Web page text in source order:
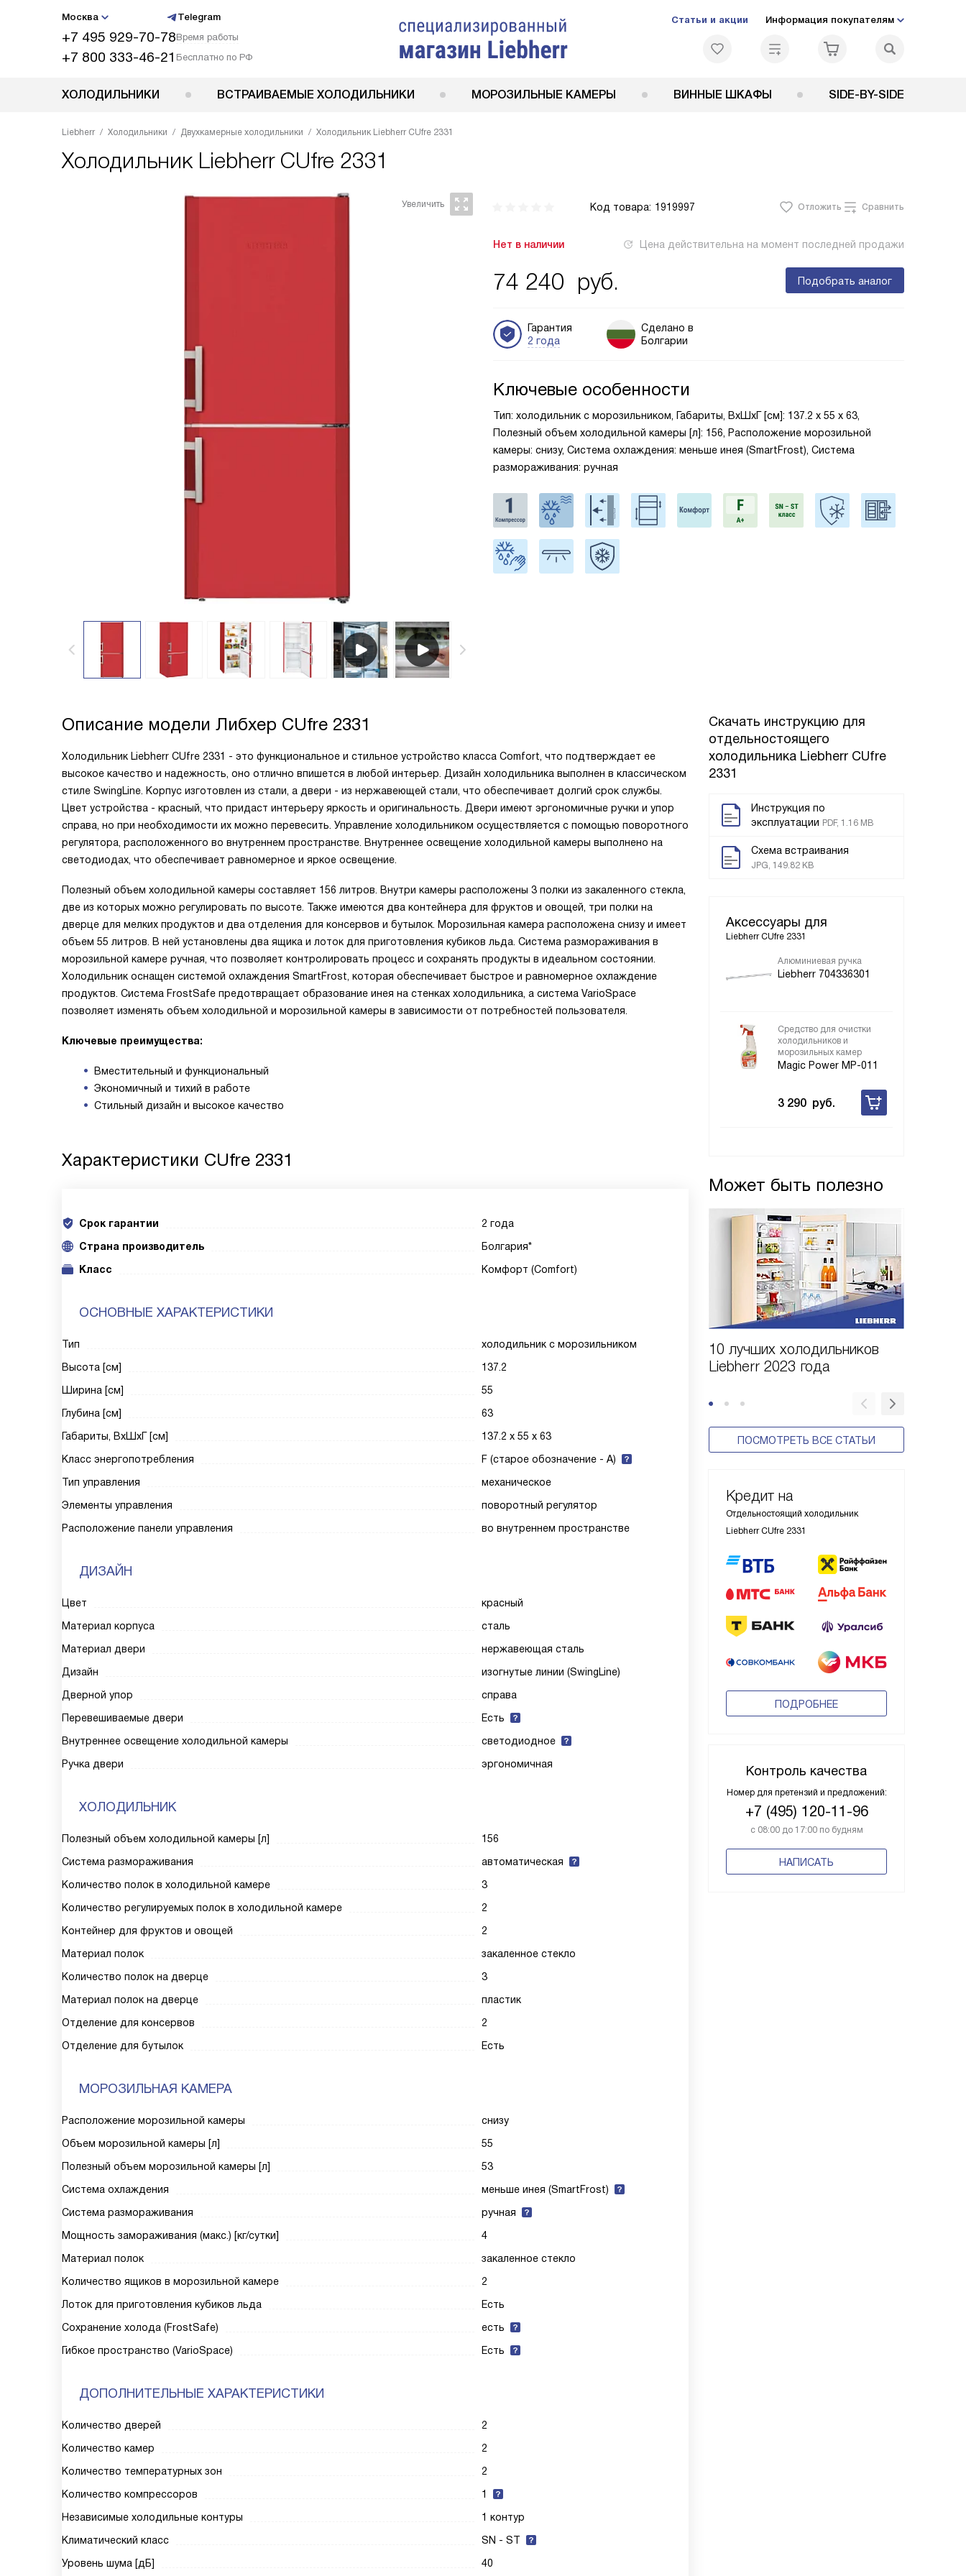
Москва Telegram
+7 495 929-70-78Время работы
+7 800 333-46-21 Бесплатно по РФ
Статьи и акции Информация покупателям
ХОЛОДИЛЬНИКИ ВСТРАИВАЕМЫЕ ХОЛОДИЛЬНИКИ МОРОЗИЛЬНЫЕ КАМЕРЫ ВИННЫЕ ШКАФЫ SIDE-BY-SIDE
Liebherr Холодильники Двухкамерные холодильники Холодильник Liebherr CUfre 2331
Холодильник Liebherr CUfre 2331
Код товара: 1919997 Отложить Сравнить
Нет в наличии Цена действительна на момент последней продажи
74 240 руб. Подобрать аналог
Гарантия
2 года
Сделано в
Болгарии
Ключевые особенности
Тип: холодильник с морозильником, Габариты, ВxШxГ [см]: 137.2 х 55 х 63,
Полезный объем холодильной камеры [л]: 156, Расположение морозильной
камеры: снизу, Система охлаждения: меньше инея (SmartFrost), Система
размораживания: ручная
Скачать инструкцию для
отдельностоящего
холодильника Liebherr CUfre
2331
Инструкция по
эксплуатации PDF, 1.16 MB
Схема встраивания
JPG, 149.82 KB
Аксессуары для
Liebherr CUfre 2331
Алюминиевая ручка
Liebherr 704336301
Средство для очистки
холодильников и
морозильных камер
Magic Power MP-011
3 290 руб.
Может быть полезно
10 лучших холодильников
Liebherr 2023 года
ПОСМОТРЕТЬ ВСЕ СТАТЬИ
Кредит на
Отдельностоящий холодильник
Liebherr CUfre 2331
ПОДРОБНЕЕ
Контроль качества
Номер для претензий и предложений:
+7 (495) 120-11-96
с 08:00 до 17:00 по будням
НАПИСАТЬ
Описание модели Либхер CUfre 2331
Холодильник Liebherr CUfre 2331 - это функциональное и стильное устройство класса Comfort, что подтверждает ее
высокое качество и надежность, оно отлично впишется в любой интерьер. Дизайн холодильника выполнен в классическом
стиле SwingLine. Корпус изготовлен из стали, а двери - из нержавеющей стали, что обеспечивает долгий срок службы.
Цвет устройства - красный, что придаст интерьеру яркость и оригинальность. Двери имеют эргономичные ручки и упор
справа, но при необходимости их можно перевесить. Управление холодильником осуществляется с помощью поворотного
регулятора, расположенного во внутреннем пространстве. Внутреннее освещение холодильной камеры выполнено на
светодиодах, что обеспечивает равномерное и яркое освещение.
Полезный объем холодильной камеры составляет 156 литров. Внутри камеры расположены 3 полки из закаленного стекла,
две из которых можно регулировать по высоте. Также имеются два контейнера для фруктов и овощей, три полки на
дверце для мелких продуктов и два отделения для консервов и бутылок. Морозильная камера расположена снизу и имеет
объем 55 литров. В ней установлены два ящика и лоток для приготовления кубиков льда. Система размораживания в
морозильной камере ручная, что позволяет контролировать процесс и сохранять продукты в идеальном состоянии.
Холодильник оснащен системой охлаждения SmartFrost, которая обеспечивает быстрое и равномерное охлаждение
продуктов. Система FrostSafe предотвращает образование инея на стенках холодильника, а система VarioSpace
позволяет изменять объем холодильной и морозильной камеры в зависимости от потребностей пользователя.
Ключевые преимущества:
Вместительный и функциональный
Экономичный и тихий в работе
Стильный дизайн и высокое качество
Характеристики CUfre 2331
Срок гарантии
2 года
Cтрана производитель
Болгария*
Класс
Комфорт (Comfort)
ОСНОВНЫЕ ХАРАКТЕРИСТИКИ
Тип
холодильник с морозильником
Высота [см]
137.2
Ширина [см]
55
Глубина [см]
63
Габариты, ВxШxГ [см]
137.2 х 55 х 63
Класс энергопотребления
F (старое обозначение - A)
Тип управления
механическое
Элементы управления
поворотный регулятор
Расположение панели управления
во внутреннем пространстве
ДИЗАЙН
Цвет
красный
Материал корпуса
сталь
Материал двери
нержавеющая сталь
Дизайн
изогнутые линии (SwingLine)
Дверной упор
справа
Перевешиваемые двери
Есть
Внутреннее освещение холодильной камеры
светодиодное
Ручка двери
эргономичная
ХОЛОДИЛЬНИК
Полезный объем холодильной камеры [л]
156
Система размораживания
автоматическая
Количество полок в холодильной камере
3
Количество регулируемых полок в холодильной камере
2
Контейнер для фруктов и овощей
2
Материал полок
закаленное стекло
Количество полок на дверце
3
Материал полок на дверце
пластик
Отделение для консервов
2
Отделение для бутылок
Есть
МОРОЗИЛЬНАЯ КАМЕРА
Расположение морозильной камеры
снизу
Объем морозильной камеры [л]
55
Полезный объем морозильной камеры [л]
53
Система охлаждения
меньше инея (SmartFrost)
Система размораживания
ручная
Мощность замораживания (макс.) [кг/сутки]
4
Материал полок
закаленное стекло
Количество ящиков в морозильной камере
2
Лоток для приготовления кубиков льда
Есть
Сохранение холода (FrostSafe)
есть
Гибкое пространство (VarioSpace)
Есть
ДОПОЛНИТЕЛЬНЫЕ ХАРАКТЕРИСТИКИ
Количество дверей
2
Количество камер
2
Количество температурных зон
2
Количество компрессоров
1
Независимые холодильные контуры
1 контур
Климатический класс
SN - ST
Уровень шума [дБ]
40